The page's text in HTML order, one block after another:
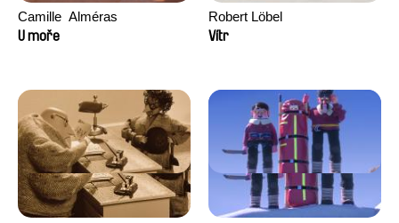
Camille​ ​ ​Alméras
U moře
Robert Löbel
Vítr